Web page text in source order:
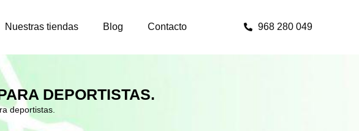
Nuestras tiendas Blog Contacto 968 280 049
DEPORTISTAS.
deportistas.